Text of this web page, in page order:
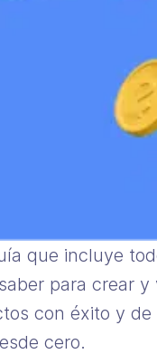
que incluye
para crear y
con éxito y de
cero.